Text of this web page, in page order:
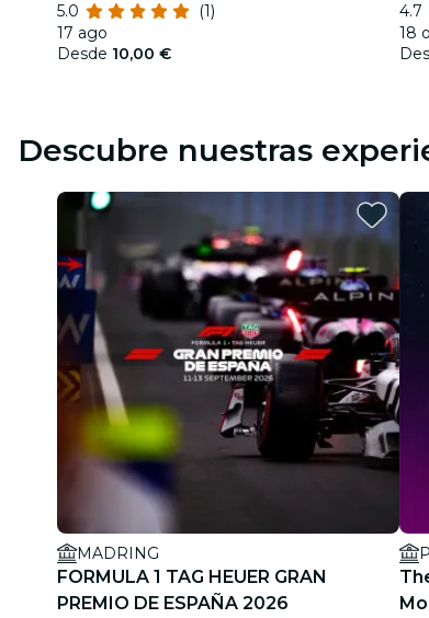
5.0
(1)
17 ago
Desde 10,00 €
4.7
18
Descubre nuestras
MADRING
FORMULA 1 TAG HEUER GRAN
PREMIO DE ESPAÑA 2026